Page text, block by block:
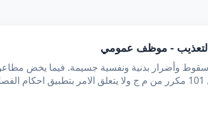
وأضرار بدنية ونفسية جسيمة. فيما يخض